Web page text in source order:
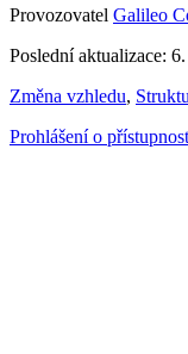
Provozovatel Galileo
Poslední aktualizace:
Změna vzhledu,
Prohlášení o